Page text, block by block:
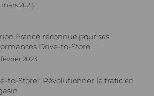
mars 2023
France reconnue pour ses
Drive-to-Store
février 2023
to-Store : Révolutionner le trafic en